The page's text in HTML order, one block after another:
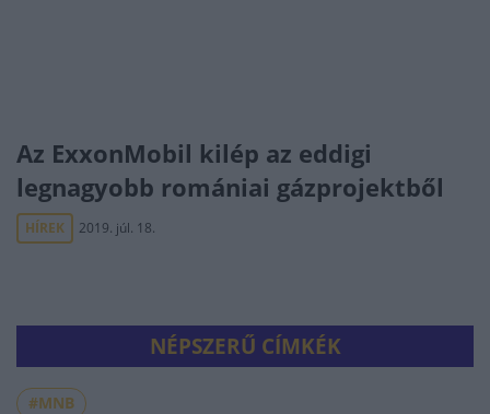
Az ExxonMobil kilép az eddigi
legnagyobb romániai gázprojektből
HÍREK 2019. júl. 18.
NÉPSZERŰ CÍMKÉK
#MNB